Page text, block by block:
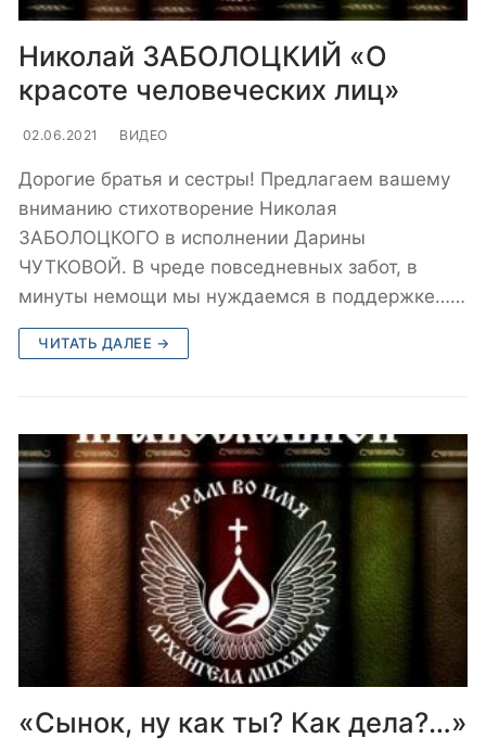
Николай ЗАБОЛОЦКИЙ «О
красоте человеческих лиц»
02.06.2021 ВИДЕО
Дорогие братья и сестры! Предлагаем вашему
вниманию стихотворение Николая
ЗАБОЛОЦКОГО в исполнении Дарины
ЧУТКОВОЙ. В чреде повседневных забот, в
минуты немощи мы нуждаемся в поддержке……
ЧИТАТЬ ДАЛЕЕ →
«Сынок, ну как ты? Как дела?…»